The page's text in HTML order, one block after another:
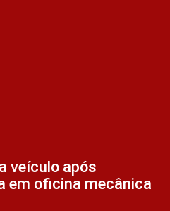
veículo após
em oficina mecânica